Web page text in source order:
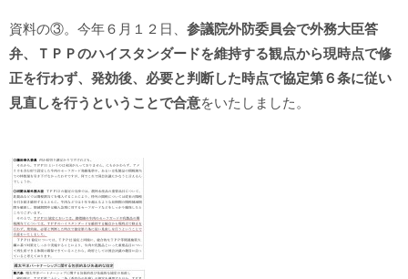
資料の③。今年６月１２日、 参議院外防委員会で外務大臣答
弁、ＴＰＰのハイスタンダードを維持する観点から現時点で修
正を行わず、発効後、必要と判断した時点で協定第６条に従い
見直しを行うということで合意をいたしました。